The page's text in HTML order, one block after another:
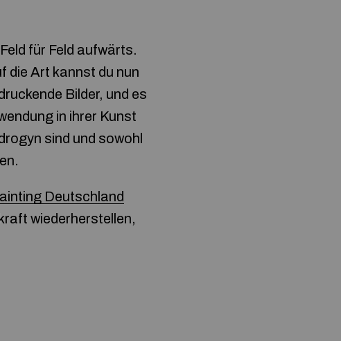
für Feld aufwärts.
die Art kannst du nun
Bilder, und es
in ihrer Kunst
sind und sowohl
Deutschland
wiederherstellen,